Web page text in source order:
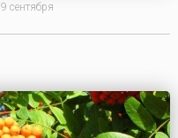
9 сентября